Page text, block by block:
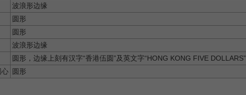
波浪形边缘
圆形
圆形
波浪形边缘
圆形，边缘上刻有汉字“香港伍圆”及英文字“HONG KONG FIVE DOLLARS”
心 圆形